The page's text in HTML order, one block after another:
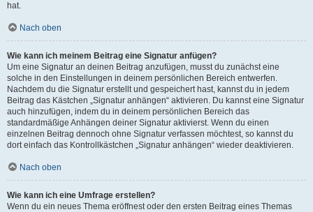
hat.
Nach oben
Wie kann ich meinem Beitrag eine Signatur anfügen?
Um eine Signatur an deinen Beitrag anzufügen, musst du zunächst eine
solche in den Einstellungen in deinem persönlichen Bereich entwerfen.
Nachdem du die Signatur erstellt und gespeichert hast, kannst du in jedem
Beitrag das Kästchen „Signatur anhängen“ aktivieren. Du kannst eine Signatur
auch hinzufügen, indem du in deinem persönlichen Bereich das
standardmäßige Anhängen deiner Signatur aktivierst. Wenn du einen
einzelnen Beitrag dennoch ohne Signatur verfassen möchtest, so kannst du
dort einfach das Kontrollkästchen „Signatur anhängen“ wieder deaktivieren.
Nach oben
Wie kann ich eine Umfrage erstellen?
Wenn du ein neues Thema eröffnest oder den ersten Beitrag eines Themas